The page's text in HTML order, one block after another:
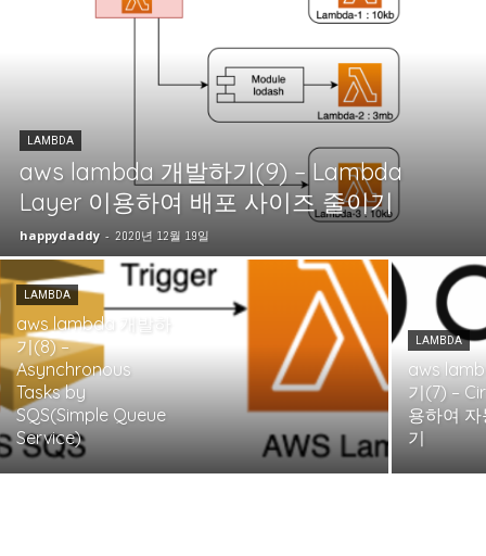
LAMBDA
aws lambda 개발하기(9) – Lambda
Layer 이용하여 배포 사이즈 줄이기
happydaddy - 2020년 12월 19일
LAMBDA
aws lambda 개발하
기(8) –
Asynchronous
Tasks by
SQS(Simple Queue
Service)
LAMBDA
aws
기(7) –
용하여
기